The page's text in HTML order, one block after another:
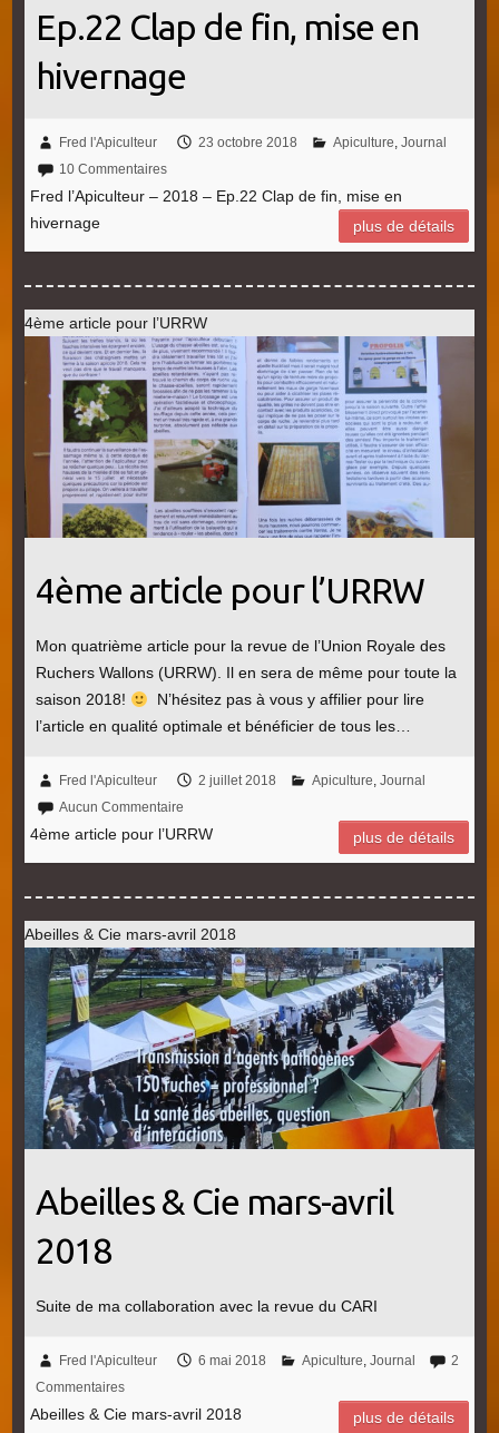
Ep.22 Clap de fin, mise en
hivernage
Fred l'Apiculteur 23 octobre 2018 Apiculture, Journal
10 Commentaires
Fred l’Apiculteur – 2018 – Ep.22 Clap de fin, mise en
hivernage
plus de détails
4ème article pour l’URRW
4ème article pour l’URRW
Mon quatrième article pour la revue de l’Union Royale des
Ruchers Wallons (URRW). Il en sera de même pour toute la
saison 2018!
N’hésitez pas à vous y affilier pour lire
l’article en qualité optimale et bénéficier de tous les…
Fred l'Apiculteur 2 juillet 2018 Apiculture, Journal
Aucun Commentaire
4ème article pour l’URRW plus de détails
Abeilles & Cie mars-avril 2018
Abeilles & Cie mars-avril
2018
Suite de ma collaboration avec la revue du CARI
Fred l'Apiculteur 6 mai 2018 Apiculture, Journal
2
Commentaires
Abeilles & Cie mars-avril 2018 plus de détails